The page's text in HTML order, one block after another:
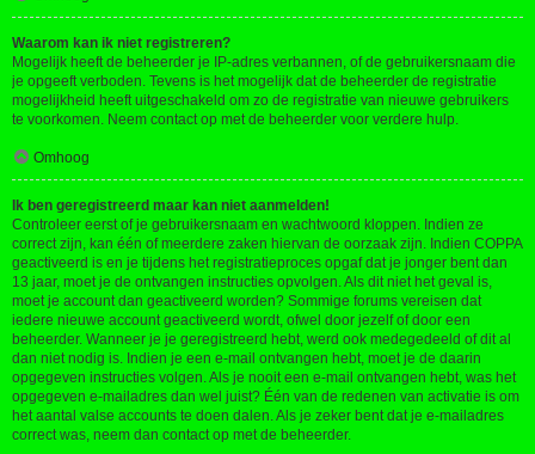
Waarom kan ik niet registreren?
Mogelijk heeft de beheerder je IP-adres verbannen, of de gebruikersnaam die
je opgeeft verboden. Tevens is het mogelijk dat de beheerder de registratie
mogelijkheid heeft uitgeschakeld om zo de registratie van nieuwe gebruikers
te voorkomen. Neem contact op met de beheerder voor verdere hulp.
Omhoog
Ik ben geregistreerd maar kan niet aanmelden!
Controleer eerst of je gebruikersnaam en wachtwoord kloppen. Indien ze
correct zijn, kan één of meerdere zaken hiervan de oorzaak zijn. Indien COPPA
geactiveerd is en je tijdens het registratieproces opgaf dat je jonger bent dan
13 jaar, moet je de ontvangen instructies opvolgen. Als dit niet het geval is,
moet je account dan geactiveerd worden? Sommige forums vereisen dat
iedere nieuwe account geactiveerd wordt, ofwel door jezelf of door een
beheerder. Wanneer je je geregistreerd hebt, werd ook medegedeeld of dit al
dan niet nodig is. Indien je een e-mail ontvangen hebt, moet je de daarin
opgegeven instructies volgen. Als je nooit een e-mail ontvangen hebt, was het
opgegeven e-mailadres dan wel juist? Één van de redenen van activatie is om
het aantal valse accounts te doen dalen. Als je zeker bent dat je e-mailadres
correct was, neem dan contact op met de beheerder.